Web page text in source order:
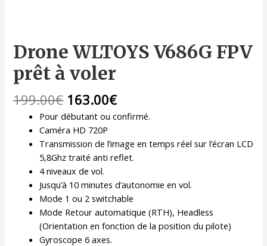
Drone WLTOYS V686G FPV
prêt à voler
199.00€ 163.00€
Pour débutant ou confirmé.
Caméra HD 720P
Transmission de l’image en temps réel sur l’écran LCD
5,8Ghz traité anti reflet.
4 niveaux de vol.
Jusqu’à 10 minutes d’autonomie en vol.
Mode 1 ou 2 switchable
Mode Retour automatique (RTH), Headless
(Orientation en fonction de la position du pilote)
Gyroscope 6 axes.